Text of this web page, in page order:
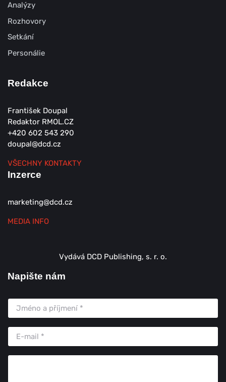
Analýzy
Rozhovory
Setkání
Personálie
Redakce
František Doupal
Redaktor RMOL.CZ
+420 602 543 290
doupal@dcd.cz
VŠECHNY KONTAKTY
Inzerce
marketing@dcd.cz
MEDIA INFO
Vydává DCD Publishing, s. r. o.
Napište nám